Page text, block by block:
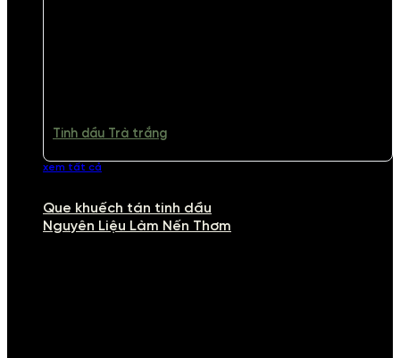
Tinh dầu Trà trắng
xem tất cả
Que khuếch tán tinh dầu
Nguyên Liệu Làm Nến Thơm